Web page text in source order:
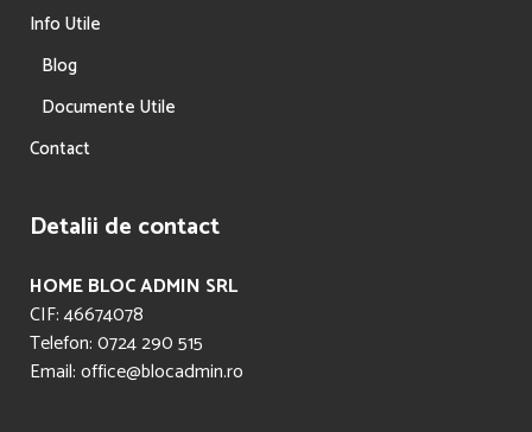
Info Utile
Blog
Documente Utile
Contact
Detalii de contact
HOME BLOC ADMIN SRL
CIF: 46674078
Telefon: 0724 290 515
Email: office@blocadmin.ro